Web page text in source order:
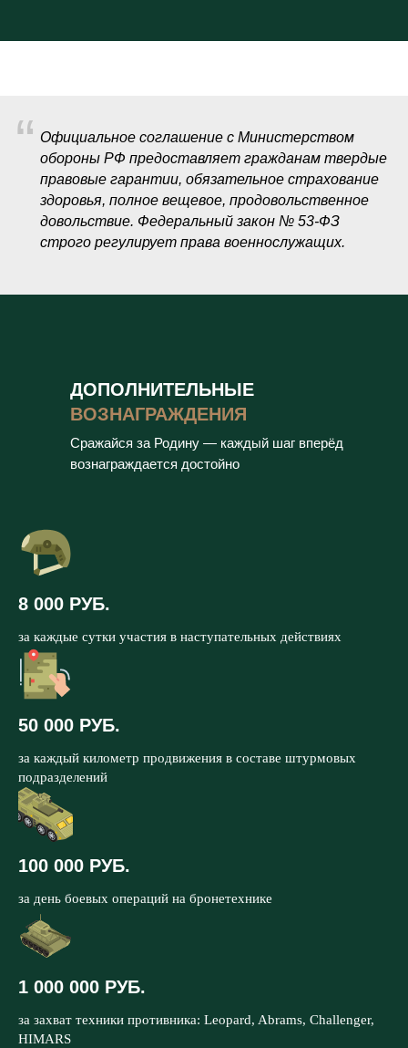
“ Официальное соглашение с Министерством
обороны РФ предоставляет гражданам твердые
правовые гарантии, обязательное страхование
здоровья, полное вещевое, продовольственное
довольствие. Федеральный закон № 53-ФЗ
строго регулирует права военнослужащих.
ДОПОЛНИТЕЛЬНЫЕ
ВОЗНАГРАЖДЕНИЯ
Сражайся за Родину — каждый шаг вперёд
вознаграждается достойно
8 000 РУБ.
за каждые сутки участия в наступательных действиях
50 000 РУБ.
за каждый километр продвижения в составе штурмовых
подразделений
100 000 РУБ.
за день боевых операций на бронетехнике
1 000 000 РУБ.
за захват техники противника: Leopard, Abrams, Challenger,
HIMARS